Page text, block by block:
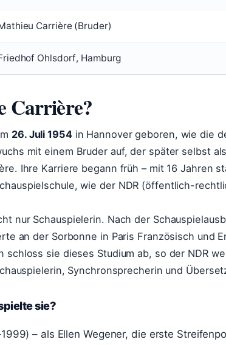
Carrière (Bruder)
Ohlsdorf, Hamburg
Carrière?
26. Juli 1954in Hannover geboren, wie die
mit einem Bruder auf, der später selbst
Ihre Karriere begann früh – mit 16 Jahren
wie der NDR (öffentlich-
nur Schauspielerin. Nach der
an der Sorbonne in Paris Französisch und
schloss sie dieses Studium ab, so der NDR
Synchronsprecherin und
sie?
– als Ellen Wegener, die erste